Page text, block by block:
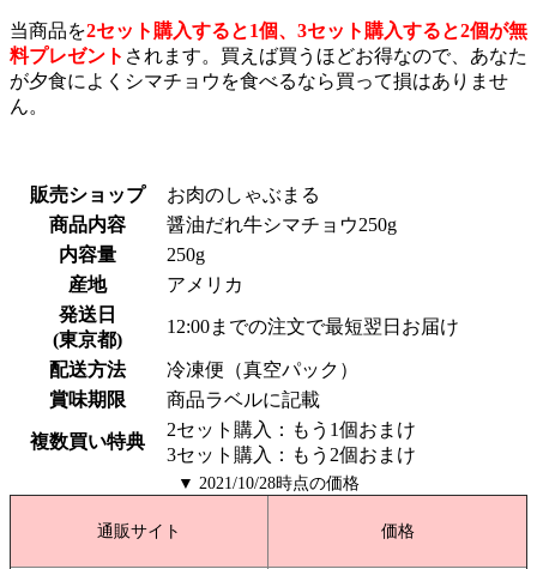
当商品を2セット購入すると1個、3セット購入すると2個が無
料プレゼント されます。買えば買うほどお得なので、あなた
が夕食によくシマチョウを食べるなら買って損はありませ
ん。
販売ショップ
お肉のしゃぶまる
商品内容
醤油だれ牛シマチョウ250g
内容量
250g
産地
アメリカ
発送日
(東京都)
12:00までの注文で最短翌日お届け
配送方法
冷凍便（真空パック）
賞味期限
商品ラベルに記載
複数買い特典
2セット購入：もう1個おまけ
3セット購入：もう2個おまけ
▼ 2021/10/28時点の価格
通販サイト 価格